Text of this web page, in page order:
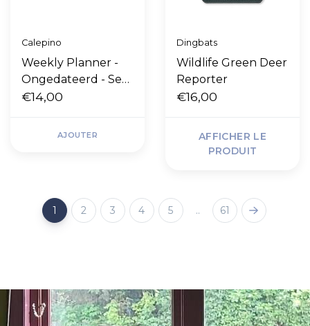
Calepino
Weekly Planner -
Ongedateerd - Set
van 3
€14,00
AJOUTER
Dingbats
Wildlife Green Deer
Reporter
€16,00
AFFICHER LE
PRODUIT
1 2 3 4 5 .. 61